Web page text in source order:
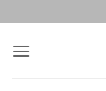
contenuti